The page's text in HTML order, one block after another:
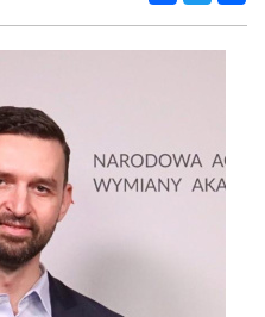
Facebook
Twitter